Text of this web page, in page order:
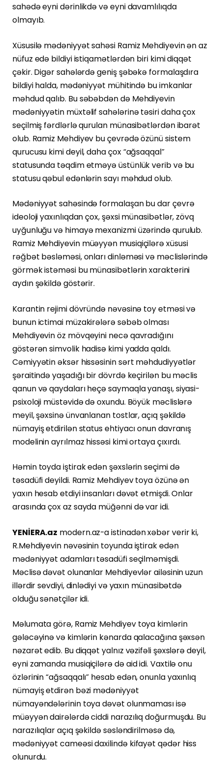
sahədə eyni dərinlikdə və eyni davamlılıqda
olmayıb.
Xüsusilə mədəniyyət sahəsi Ramiz Mehdiyevin ən az
nüfuz edə bildiyi istiqamətlərdən biri kimi diqqət
çəkir. Digər sahələrdə geniş şəbəkə formalaşdıra
bildiyi halda, mədəniyyət mühitində bu imkanlar
məhdud qalıb. Bu səbəbdən də Mehdiyevin
mədəniyyətin müxtəlif sahələrinə təsiri daha çox
seçilmiş fərdlərlə qurulan münasibətlərdən ibarət
olub. Ramiz Mehdiyev bu çevrədə özünü sistem
qurucusu kimi deyil, daha çox “ağsaqqal”
statusunda təqdim etməyə üstünlük verib və bu
statusu qəbul edənlərin sayı məhdud olub.
Mədəniyyət sahəsində formalaşan bu dar çevrə
ideoloji yaxınlıqdan çox, şəxsi münasibətlər, zövq
uyğunluğu və himayə mexanizmi üzərində qurulub.
Ramiz Mehdiyevin müəyyən musiqiçilərə xüsusi
rəğbət bəsləməsi, onları dinləməsi və məclislərində
görmək istəməsi bu münasibətlərin xarakterini
aydın şəkildə göstərir.
Karantin rejimi dövründə nəvəsinə toy etməsi və
bunun ictimai müzakirələrə səbəb olması
Mehdiyevin öz mövqeyini necə qavradığını
göstərən simvolik hadisə kimi yadda qaldı.
Cəmiyyətin əksər hissəsinin sərt məhdudiyyətlər
şəraitində yaşadığı bir dövrdə keçirilən bu məclis
qanun və qaydaları heçə saymaqla yanaşı, siyasi-
psixoloji müstəvidə də oxundu. Böyük məclislərə
meyil, şəxsinə ünvanlanan tostlar, açıq şəkildə
nümayiş etdirilən status ehtiyacı onun davranış
modelinin ayrılmaz hissəsi kimi ortaya çıxırdı.
Həmin toyda iştirak edən şəxslərin seçimi də
təsadüfi deyildi. Ramiz Mehdiyev toya özünə ən
yaxın hesab etdiyi insanları dəvət etmişdi. Onlar
arasında çox az sayda müğənni də var idi.
YENİERA.az modern.az-a istinadən xəbər verir ki,
R.Mehdiyevin nəvəsinin toyunda iştirak edən
mədəniyyət adamları təsadüfi seçilməmişdi.
Məclisə dəvət olunanlar Mehdiyevlər ailəsinin uzun
illərdir sevdiyi, dinlədiyi və yaxın münasibətdə
olduğu sənətçilər idi.
Məlumata görə, Ramiz Mehdiyev toya kimlərin
gələcəyinə və kimlərin kənarda qalacağına şəxsən
nəzarət edib. Bu diqqət yalnız vəzifəli şəxslərə deyil,
eyni zamanda musiqiçilərə də aid idi. Vaxtilə onu
özlərinin “ağsaqqalı” hesab edən, onunla yaxınlıq
nümayiş etdirən bəzi mədəniyyət
nümayəndələrinin toya dəvət olunmaması isə
müəyyən dairələrdə ciddi narazılıq doğurmuşdu. Bu
narazılıqlar açıq şəkildə səsləndirilməsə də,
mədəniyyət cameəsi daxilində kifayət qədər hiss
olunurdu.